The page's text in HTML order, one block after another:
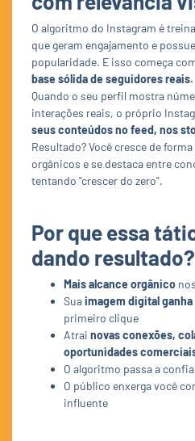
O algoritmo do Instagram é
que geram engajamento e
popularidade. E isso começa
base sólida de seguidores reais.
Quando o seu perfil mostra
interações reais, o próprio
seus conteúdos no feed, nos
Resultado? Você cresce de
orgânicos e se destaca entre
tentando "crescer do zero".
Por que essa
dando resultado?
Mais alcance orgânico
Suaimagem digital
primeiro clique
Atrai novas conexões,
oportunidades
O algoritmo passa a
O público enxerga você
influente